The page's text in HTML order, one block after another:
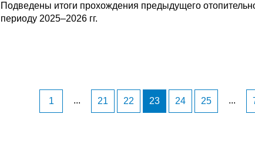
Подведены итоги прохождения предыдущего
периоду 2025–2026 гг.
1 ... 21 22 23 24 25 ...